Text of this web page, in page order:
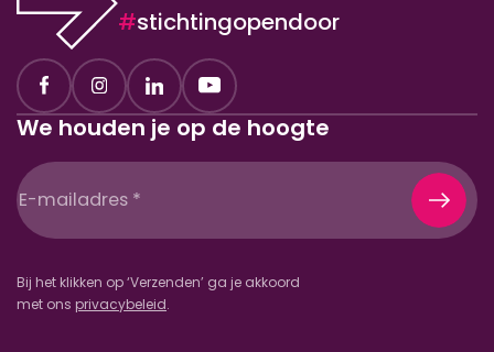
#stichtingopendoor
We houden je op de hoogte
E-
mailadres
Bij het klikken op ‘Verzenden’ ga je akkoord
met ons privacybeleid.